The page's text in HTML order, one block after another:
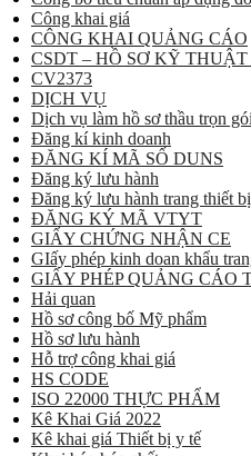
Công khai giá
CÔNG KHAI QUẢNG CÁO
CSDT – HỒ SƠ KỸ
CV2373
DỊCH VỤ
Dịch vụ làm hồ sơ thầu trọn gói
Đăng kí kinh doanh
ĐĂNG KÍ MÃ SỐ DUNS
Đăng ký lưu hành
Đăng ký lưu hành trang thiết
ĐĂNG KÝ MÃ VTYT
GIẤY CHỨNG NHẬN CE
GIấy phép kinh doan khẩu
GIẤY PHÉP QUẢNG CÁO
Hải quan
Hồ sơ công bố Mỹ phẩm
Hồ sơ lưu hành
Hỗ trợ công khai giá
HS CODE
ISO 22000 THỰC PHẨM
Kê Khai Giá 2022
Kê khai giá Thiết bị y tế